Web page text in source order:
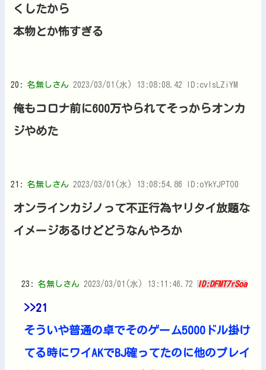
くしたから
本物とか怖すぎる
20: 名無しさん 2023/03/01(水) 13:08:08.42 ID:cvIsLZiYM
俺もコロナ前に600万やられてそっからオンカ
ジやめた
21: 名無しさん 2023/03/01(水) 13:08:54.86 ID:oYkYJPTO0
オンラインカジノって不正行為ヤリタイ放題な
イメージあるけどどうなんやろか
23: 名無しさん 2023/03/01(水) 13:11:46.72 ID:DFMT7rSoa
>>21
そういや普通の卓でそのゲーム5000ドル掛け
てる時にワイAKでBJ確ってたのに他のプレイ